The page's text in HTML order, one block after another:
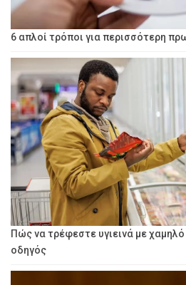
6 απλοί τρόποι για περισσότερη
Πώς να τρέφεστε υγιεινά με
οδηγός